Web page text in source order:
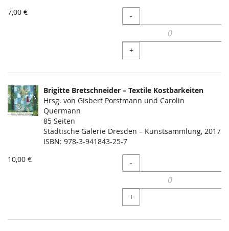
7,00 €
Menge
-
+
Brigitte Bretschneider – Textile Kostbarkeiten
Hrsg. von Gisbert Porstmann und Carolin
Quermann
85 Seiten
Städtische Galerie Dresden – Kunstsammlung, 2017
ISBN: 978-3-941843-25-7
10,00 €
Menge
-
+